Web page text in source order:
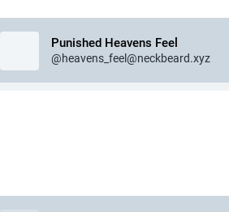
Punished Heavens Feel
@heavens_feel@neckbeard.xyz